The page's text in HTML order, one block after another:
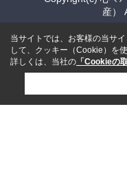
産）
当サイトでは、お客様の当サ
して、クッキー（Cookie）を
詳しくは、当社の 「Cookieの